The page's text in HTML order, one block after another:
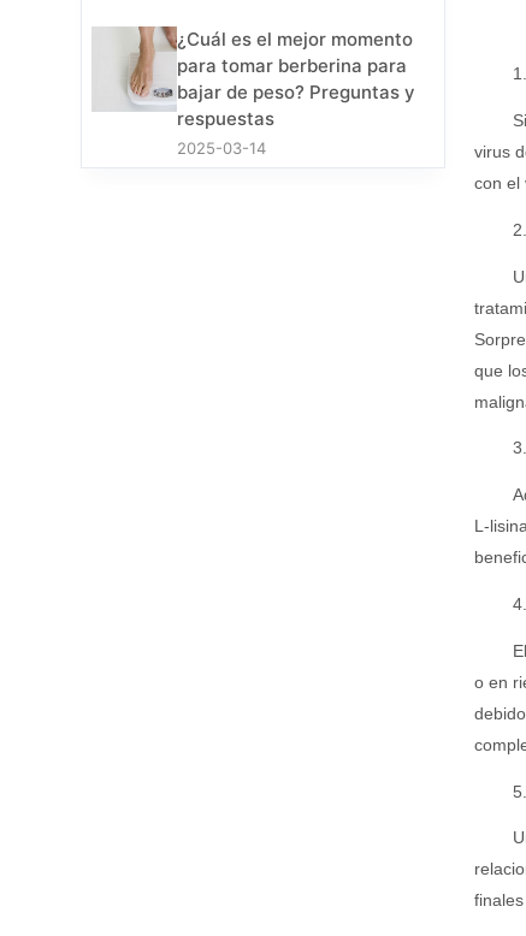
virus
con el
que
L-
o en
¿Cuál es el mejor momento
para tomar berberina para
bajar de peso? Preguntas y
respuestas
2025-03-14